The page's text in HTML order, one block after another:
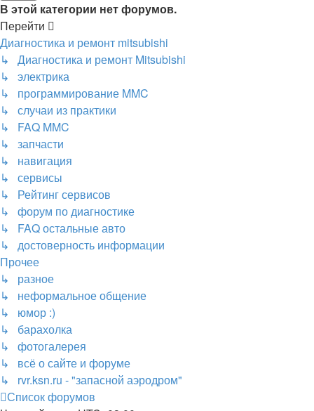
В этой категории нет форумов.
Перейти
Диагностика и ремонт mitsubishi
↳ Диагностика и ремонт Mitsubishi
↳ электрика
↳ программирование MMC
↳ случаи из практики
↳ FAQ MMC
↳ запчасти
↳ навигация
↳ сервисы
↳ Рейтинг сервисов
↳ форум по диагностике
↳ FAQ остальные авто
↳ достоверность информации
Прочее
↳ разное
↳ неформальное общение
↳ юмор :)
↳ барахолка
↳ фотогалерея
↳ всё о сайте и форуме
↳ rvr.ksn.ru - "запасной аэродром"
Список форумов